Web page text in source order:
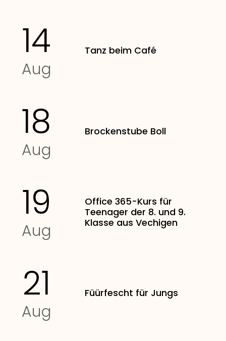
14
Aug
Tanz beim Café
18
Aug
Brockenstube Boll
19
Aug
Office 365-Kurs für
Teenager der 8. und 9.
Klasse aus Vechigen
21
Aug
Füürfescht für Jungs